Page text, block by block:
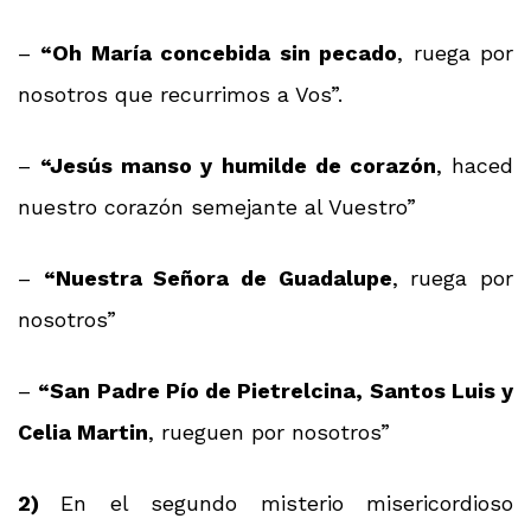
– “Oh María concebida sin pecado, ruega por
nosotros que recurrimos a Vos”.
– “Jesús manso y humilde de corazón, haced
nuestro corazón semejante al Vuestro”
– “Nuestra Señora de Guadalupe, ruega por
nosotros”
– “San Padre Pío de Pietrelcina, Santos Luis y
Celia Martin, rueguen por nosotros”
2) En el segundo misterio misericordioso